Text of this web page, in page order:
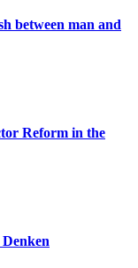
between man and
Reform in the